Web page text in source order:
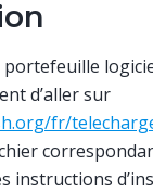
d’aller sur
fr/
instructions